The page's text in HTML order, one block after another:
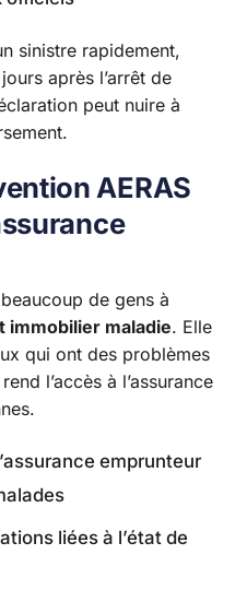
sinistre rapidement,
après l’arrêt de
peut nuire à
AERAS
de gens à
immobilier maladie. Elle
qui ont des problèmes
l’accès à l’assurance
emprunteur
liées à l’état de